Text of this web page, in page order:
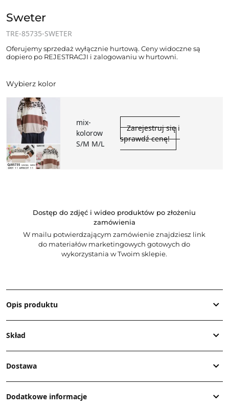
Sweter
TRE-85735-SWETER
Oferujemy sprzedaż wyłącznie hurtową. Ceny widoczne są
dopiero po REJESTRACJI i zalogowaniu w hurtowni.
Wybierz kolor
mix-
kolorow
S/M M/L
Zarejestruj się i
sprawdź cenę!
Dostęp do zdjęć i wideo produktów po złożeniu
zamówienia
W mailu potwierdzającym zamówienie znajdziesz link
do materiałów marketingowych gotowych do
wykorzystania w Twoim sklepie.
Opis produktu
Skład
Dostawa
Dodatkowe informacje